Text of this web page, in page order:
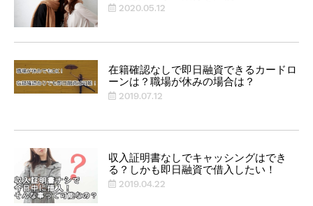
2020.05.12
在籍確認なしで即日融資できるカードロ
ーンは？職場が休みの場合は？
2019.07.12
収入証明書なしでキャッシングはでき
る？しかも即日融資で借入したい！
2019.04.22